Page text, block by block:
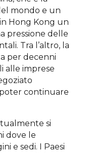
mondo e un
Hong Kong un
pressione delle
Tra l’altro, la
per decenni
alle imprese
continuare
si
dove le
e sedi. I Paesi